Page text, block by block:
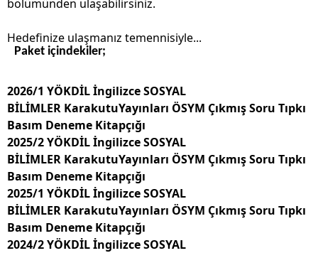
bölümünden ulaşabilirsiniz.
Hedefinize ulaşmanız temennisiyle...
Paket içindekiler;
2026/1 YÖKDİL İngilizce SOSYAL
BİLİMLER KarakutuYayınları ÖSYM Çıkmış Soru Tıpkı
Basım Deneme Kitapçığı
2025/2 YÖKDİL İngilizce SOSYAL
BİLİMLER KarakutuYayınları ÖSYM Çıkmış Soru Tıpkı
Basım Deneme Kitapçığı
2025/1 YÖKDİL İngilizce SOSYAL
BİLİMLER KarakutuYayınları ÖSYM Çıkmış Soru Tıpkı
Basım Deneme Kitapçığı
2024/2 YÖKDİL İngilizce SOSYAL